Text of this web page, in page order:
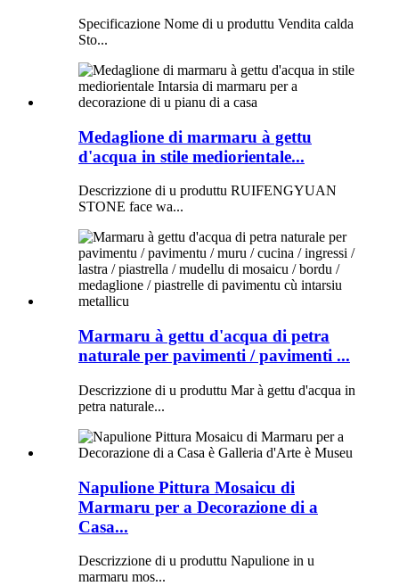
Specificazione Nome di u produttu Vendita calda
Sto...
Medaglione di marmaru à gettu
d'acqua in stile mediorientale...
Descrizzione di u produttu RUIFENGYUAN
STONE face wa...
Marmaru à gettu d'acqua di petra
naturale per pavimenti / pavimenti ...
Descrizzione di u produttu Mar à gettu d'acqua in
petra naturale...
Napulione Pittura Mosaicu di
Marmaru per a Decorazione di a
Casa...
Descrizzione di u produttu Napulione in u
marmaru mos...